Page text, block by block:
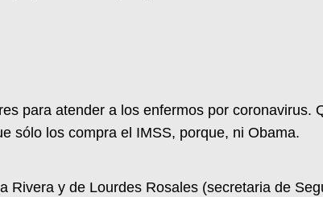
para atender a los enfermos por coronavirus.
sólo los compra el IMSS, porque, ni Obama.
Rivera y de Lourdes Rosales (secretaria de